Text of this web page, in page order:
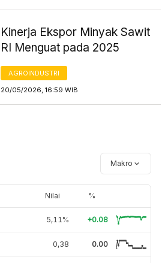
Kinerja Ekspor Minyak Sawit
RI Menguat pada 2025
AGROINDUSTRI
20/05/2026, 16:59 WIB
Makro
Nilai %
5,11% +0.08
0,38 0.00